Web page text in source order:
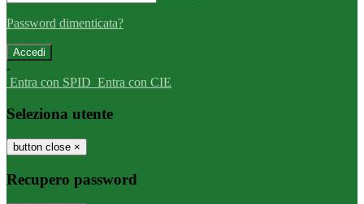
Password dimenticata?
-
Entra con SPID Entra con CIE
Seleziona utente
button close ×
Recupero password